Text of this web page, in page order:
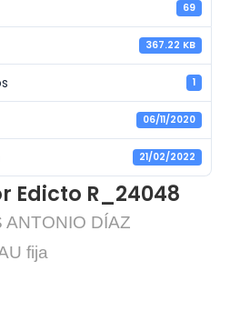
69
367.22 KB
1
06/11/2020
21/02/2022
Edicto R_24048
ANTONIO DÍAZ
fija